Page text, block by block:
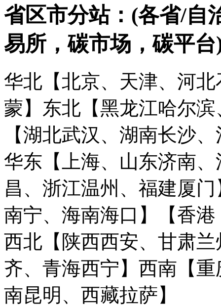
省区市分站：(各省/自
易所，碳市场，碳平台
华北【北京、天津、河
蒙】 东北【黑龙江哈尔
【湖北武汉、湖南长沙
华东【上海、山东济南
昌、浙江温州、福建厦门
南宁、海南海口】
【香
西北【陕西西安、甘肃
齐、青海西宁】 西南【
南昆明、西藏拉萨】